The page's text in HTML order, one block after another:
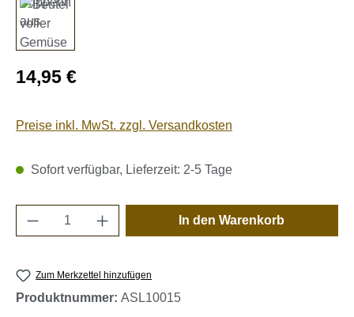
Regulärer Preis:
14,95 €
Preise inkl. MwSt. zzgl. Versandkosten
Sofort verfügbar, Lieferzeit: 2-5 Tage
Produkt Anzahl: Gib den gewünschten
In den Warenkorb
Zum Merkzettel hinzufügen
Produktnummer: ASL10015